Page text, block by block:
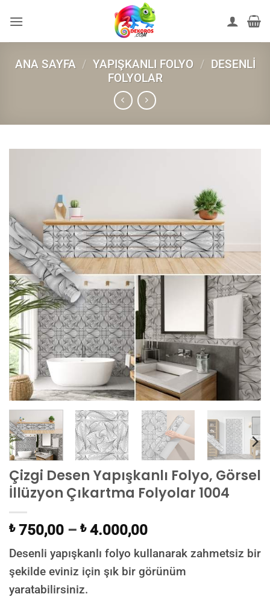
atla
ANA SAYFA / YAPIŞKANLI FOLYO / DESENLI
FOLYOLAR
Çizgi Desen Yapışkanlı Folyo, Görsel
İllüzyon Çıkartma Folyolar 1004
₺750,00 – ₺4.000,00
Desenli yapışkanlı folyo kullanarak zahmetsiz bir
şekilde eviniz için şık bir görünüm
yaratabilirsiniz.